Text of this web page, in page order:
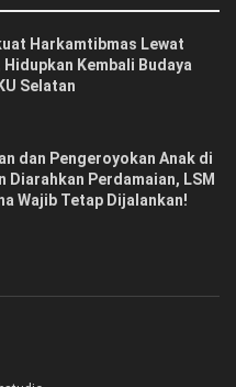
Harkamtibmas Lewat
Hidupkan Kembali Budaya
Selatan
dan Pengeroyokan Anak di
Diarahkan Perdamaian, LSM
Wajib Tetap Dijalankan!